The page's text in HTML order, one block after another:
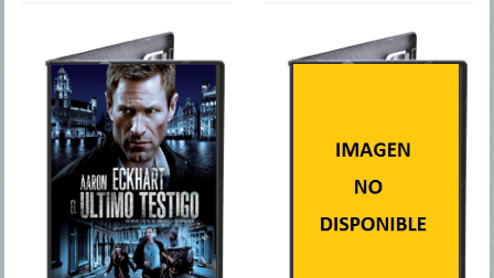
EL ULTIMO
TESTIGO
Un ex agente de la CIA
espera comenzar una
nueva vida junto a su hija
de 15 años de edad. Él
toma un trabajo en Bélgica
como experto en seguridad
de una empresa
multinacional, pero llega
un ... Más
Hawke) es un conductor de
coches de carreras que se
riendas de una misión
cuando su esposa es
se une una joven hacker